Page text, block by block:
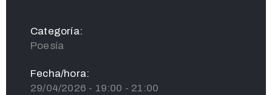
Categoría:
Poesía
Fecha/hora:
29/04/2026 - 19:00 - 21:00